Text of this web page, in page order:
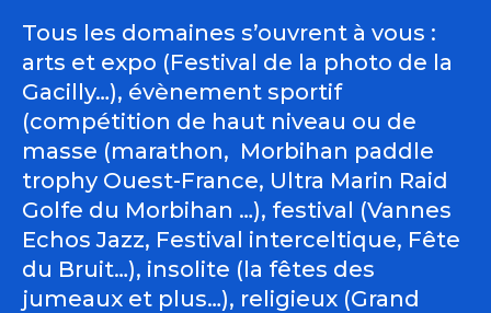
Tous les domaines s’ouvrent à vous :
arts et expo (Festival de la photo de la
Gacilly…), évènement sportif
(compétition de haut niveau ou de
masse (marathon, Morbihan paddle
trophy Ouest-France, Ultra Marin Raid
Golfe du Morbihan …), festival (Vannes
Echos Jazz, Festival interceltique, Fête
du Bruit…), insolite (la fêtes des
jumeaux et plus…), religieux (Grand